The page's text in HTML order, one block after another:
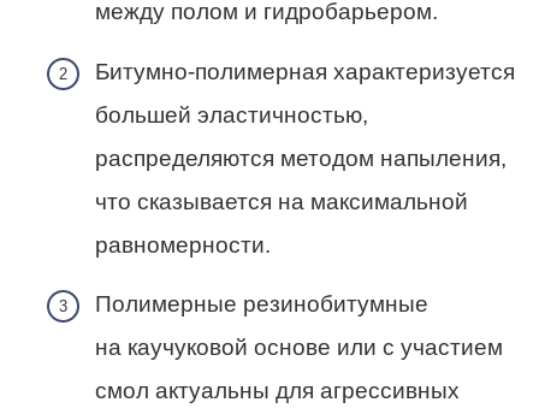
между полом и гидробарьером.
Битумно-полимерная характеризуется
большей эластичностью,
распределяются методом напыления,
что сказывается на максимальной
равномерности.
Полимерные резинобитумные
на каучуковой основе или с участием
смол актуальны для агрессивных